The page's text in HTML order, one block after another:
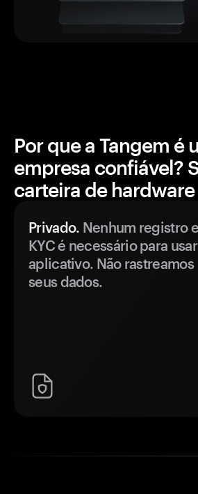
Por que a Tangem é
empresa confiável?
carteira de hardware
Privado. Nenhum registro e
KYC é necessário para
aplicativo. Não rastreamos
seus dados.